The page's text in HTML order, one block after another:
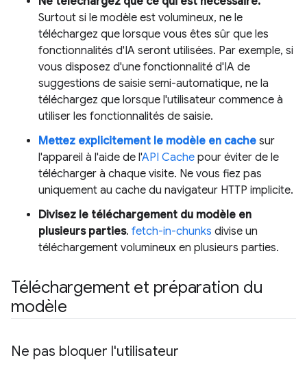
Surtout si le modèle est volumineux, ne le
téléchargez que lorsque vous êtes sûr que les
fonctionnalités d'IA seront utilisées. Par exemple, si
vous disposez d'une fonctionnalité d'IA de
suggestions de saisie semi-automatique, ne la
téléchargez que lorsque l'utilisateur commence à
utiliser les fonctionnalités de saisie.
Mettez explicitement le modèle en cache sur
l'appareil à l'aide de l'API Cache pour éviter de le
télécharger à chaque visite. Ne vous fiez pas
uniquement au cache du navigateur HTTP implicite.
Divisez le téléchargement du modèle en
plusieurs parties. fetch-in-chunks divise un
téléchargement volumineux en plusieurs parties.
Téléchargement et préparation du
modèle
Ne pas bloquer l'utilisateur